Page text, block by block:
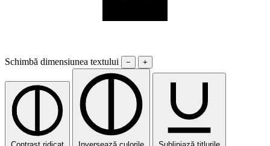
Schimbă dimensiunea textului − +